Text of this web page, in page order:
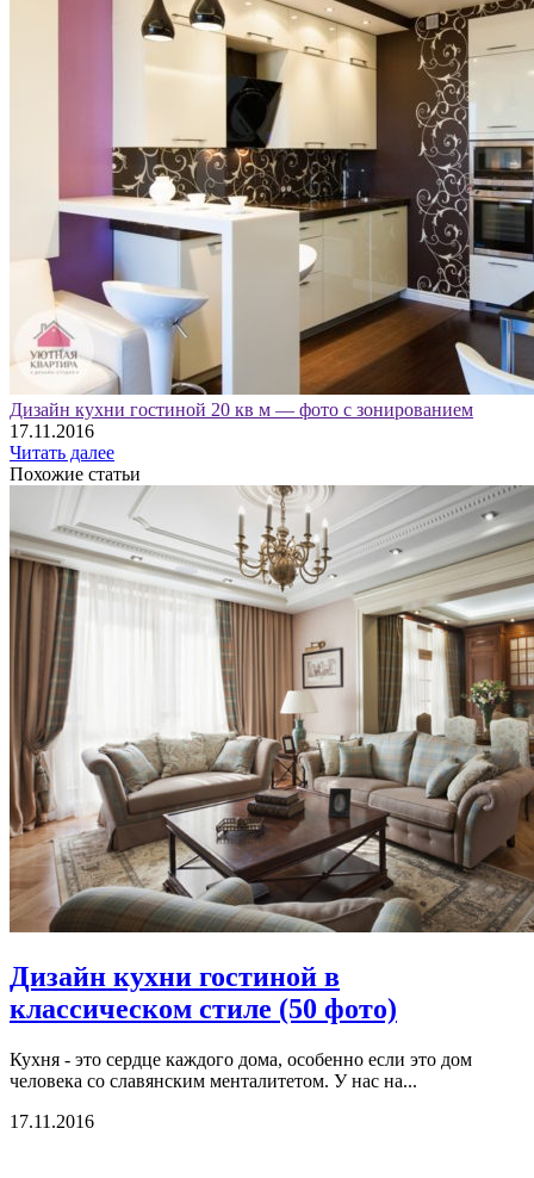
Дизайн кухни гостиной 20 кв м — фото с зонированием
17.11.2016
Читать далее
Похожие статьи
Дизайн кухни гостиной в
классическом стиле (50 фото)
Кухня - это сердце каждого дома, особенно если это дом
человека со славянским менталитетом. У нас на...
17.11.2016